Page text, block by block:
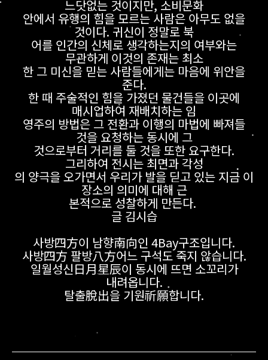
느닷없는 것이지만, 소비문화
안에서 유행의 힘을 모르는 사람은 아무도 없을
것이다. 귀신이 정말로 북
어를 인간의 신체로 생각하는지의 여부와는
무관하게 이것의 존재는 최소
한 그 미신을 믿는 사람들에게는 마음에 위안을
준다.
한 때 주술적인 힘을 가졌던 물건들을 이곳에
매시업하여 재배치하는 임
영주의 방법은 그 전환과 이행의 마법에 빠져들
것을 요청하는 동시에 그
것으로부터 거리를 둘 것을 또한 요구한다.
그리하여 전시는 최면과 각성
의 양극을 오가면서 우리가 발을 딛고 있는 지금 이
장소의 의미에 대해 근
본적으로 성찰하게 만든다.
글 김시습
사방四方이 남향南向인 4Bay구조입니다.
사방四方 팔방八方어느 구석도 죽지 않습니다.
일월성신日月星辰이 동시에 뜨면 소꼬리가
내려옵니다.
탈출脫出을 기원祈願합니다.